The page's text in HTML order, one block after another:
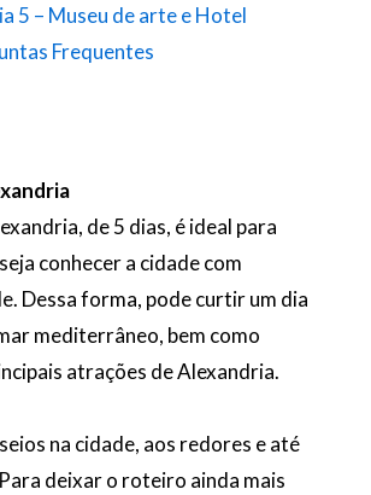
5 – Museu de arte e Hotel
Frequentes
de 5 dias, é ideal para
conhecer a cidade com
Dessa forma, pode curtir um dia
mediterrâneo, bem como
atrações de Alexandria.
na cidade, aos redores e até
deixar o roteiro ainda mais